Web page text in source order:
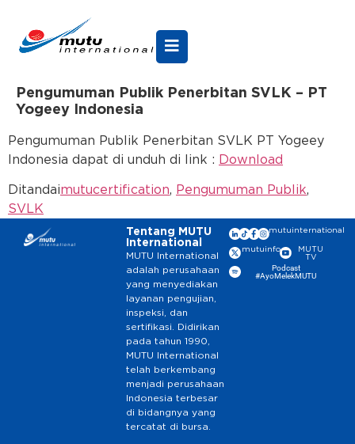
Pengumuman Publik Penerbitan SVLK – PT
Yogeey Indonesia
Pengumuman Publik Penerbitan SVLK PT Yogeey
Indonesia dapat di unduh di link : Download
Ditandaimutucertification, Pengumuman Publik,
SVLK
Tentang MUTU
International
MUTU International
adalah perusahaan
yang menyediakan
layanan pengujian,
inspeksi, dan
sertifikasi. Didirikan
pada tahun 1990,
MUTU International
telah berkembang
menjadi perusahaan
Indonesia terbesar
di bidangnya yang
tercatat di bursa.
mutuinternational
mutuinfo
MUTU
TV
Podcast
#AyoMelekMUTU